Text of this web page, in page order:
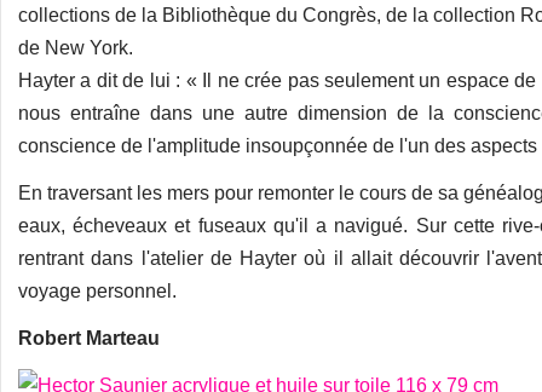
collections de la Bibliothèque du Congrès, de la collection
de New York.
Hayter a dit de lui : « Il ne crée pas seulement un espace
nous entraîne dans une autre dimension de la
conscience de l'amplitude insoupçonnée de l'un des
En traversant les mers pour remonter le cours de sa
eaux, écheveaux et fuseaux qu'il a navigué. Sur cette
rentrant dans l'atelier de Hayter où il allait découvrir
voyage personnel.
Robert Marteau